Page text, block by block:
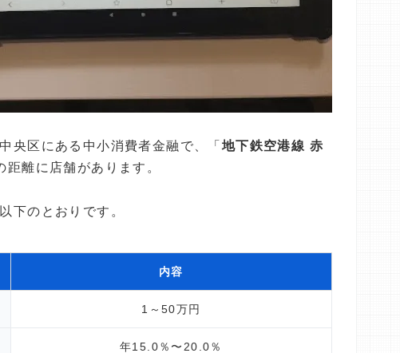
央区にある中小消費者金融で、「 地下鉄空港線 赤
距離に店舗があります。
下のとおりです。
内容
1～50万円
年15.0％〜20.0％